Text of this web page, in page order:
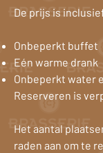
De prijs is
Onbeperkt buffet
Eén warme drank
Onbeperkt water
Reserveren is
Het aantal
raden aan om te